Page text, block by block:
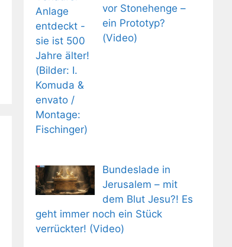
vor Stonehenge –
ein Prototyp?
(Video)
Bundeslade in
Jerusalem – mit
dem Blut Jesu?! Es
geht immer noch ein Stück
verrückter! (Video)